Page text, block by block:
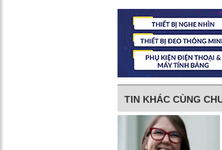
TIN KHÁC CÙNG